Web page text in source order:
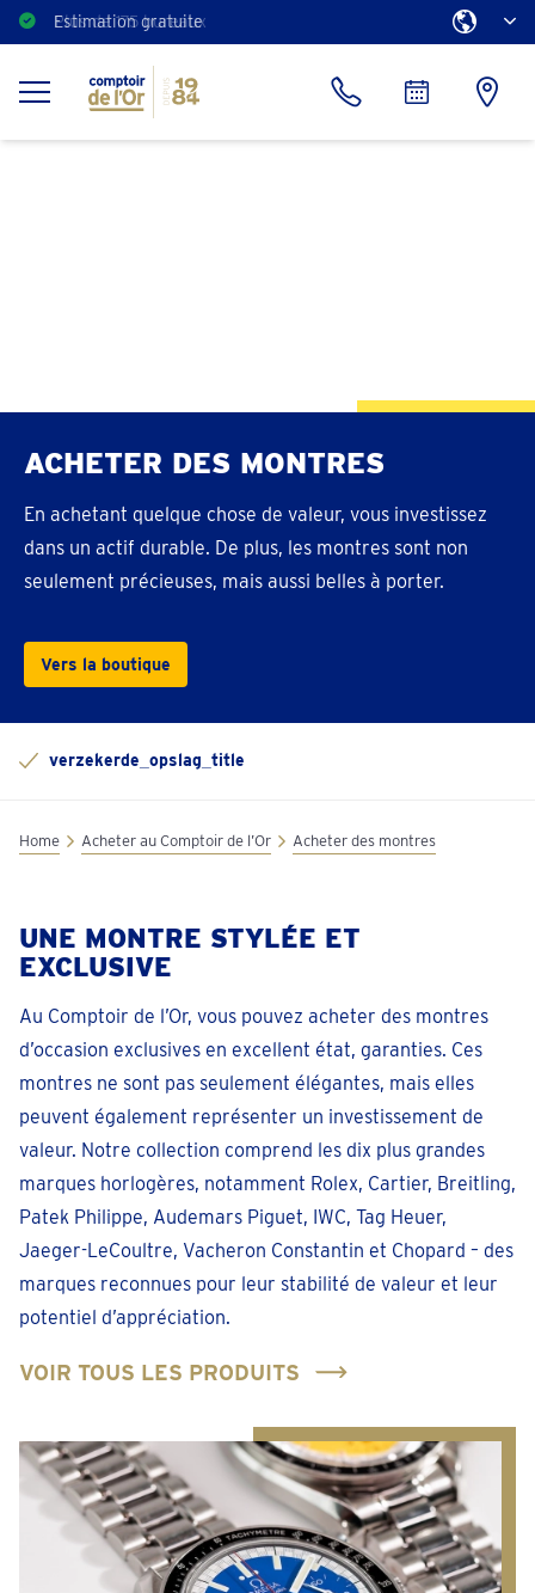
Estimation gratuite
ACHETER DES MONTRES
En achetant quelque chose de valeur, vous investissez
dans un actif durable. De plus, les montres sont non
seulement précieuses, mais aussi belles à porter.
Vers la boutique
verzekerde_opslag_title
Home Acheter au Comptoir de l’Or Acheter des montres
UNE MONTRE STYLÉE ET
EXCLUSIVE
Au Comptoir de l’Or, vous pouvez acheter des montres
d’occasion exclusives en excellent état, garanties. Ces
montres ne sont pas seulement élégantes, mais elles
peuvent également représenter un investissement de
valeur. Notre collection comprend les dix plus grandes
marques horlogères, notamment Rolex, Cartier, Breitling,
Patek Philippe, Audemars Piguet, IWC, Tag Heuer,
Jaeger-LeCoultre, Vacheron Constantin et Chopard – des
marques reconnues pour leur stabilité de valeur et leur
potentiel d’appréciation.
VOIR TOUS LES PRODUITS